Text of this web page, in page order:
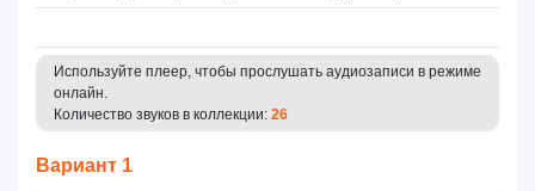
Используйте плеер, чтобы прослушать аудиозаписи в режиме
онлайн.
Количество звуков в коллекции: 26
Вариант 1